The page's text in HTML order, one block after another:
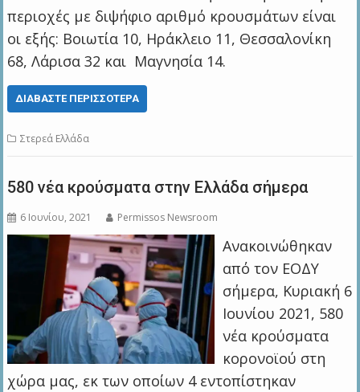
περιοχές με διψήφιο αριθμό κρουσμάτων είναι
οι εξής: Βοιωτία 10, Ηράκλειο 11, Θεσσαλονίκη
68, Λάρισα 32 και Μαγνησία 14.
ΔΙΑΒΆΣΤΕ ΠΕΡΙΣΣΌΤΕΡΑ
Στερεά Ελλάδα
580 νέα κρούσματα στην Ελλάδα σήμερα
6 Ιουνίου, 2021 Permissos Newsroom
Ανακοινώθηκαν
από τον ΕΟΔΥ
σήμερα, Κυριακή 6
Ιουνίου 2021, 580
νέα κρούσματα
κορονοϊού στη
χώρα μας, εκ των οποίων 4 εντοπίστηκαν